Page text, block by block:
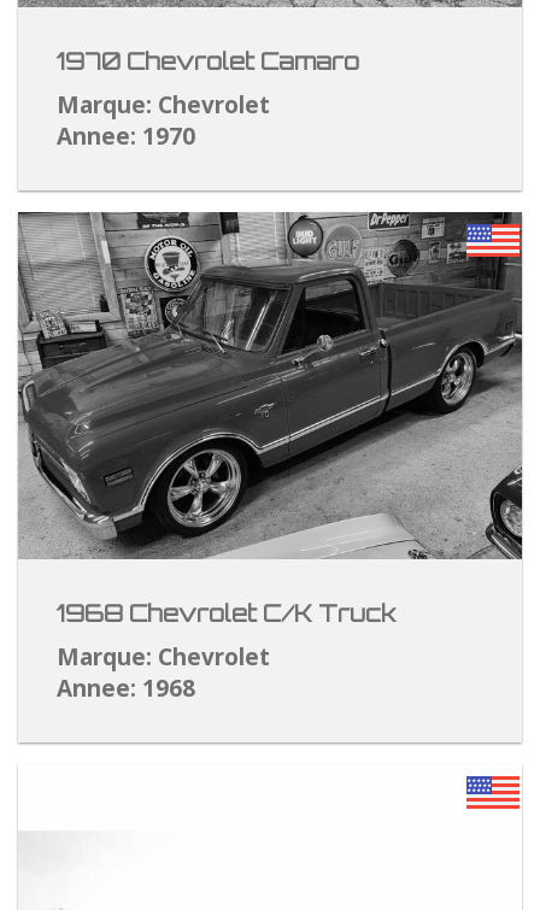
1970 Chevrolet Camaro
Marque: Chevrolet
Annee: 1970
1968 Chevrolet C/K Truck
Marque: Chevrolet
Annee: 1968